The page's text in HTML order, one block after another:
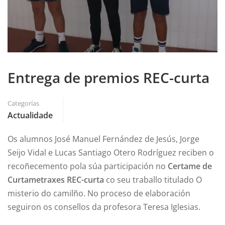
Entrega de premios REC-curta
Categorías
Actualidade
Os alumnos José Manuel Fernández de Jesús, Jorge
Seijo Vidal e Lucas Santiago Otero Rodríguez reciben o
recoñecemento pola súa participación no Certame de
Curtametraxes REC-curta co seu traballo titulado O
misterio do camilño. No proceso de elaboración
seguiron os consellos da profesora Teresa Iglesias.